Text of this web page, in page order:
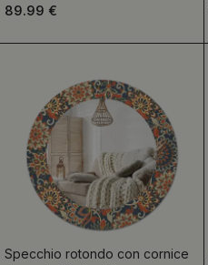
89.99 €
Specchio rotondo con cornice